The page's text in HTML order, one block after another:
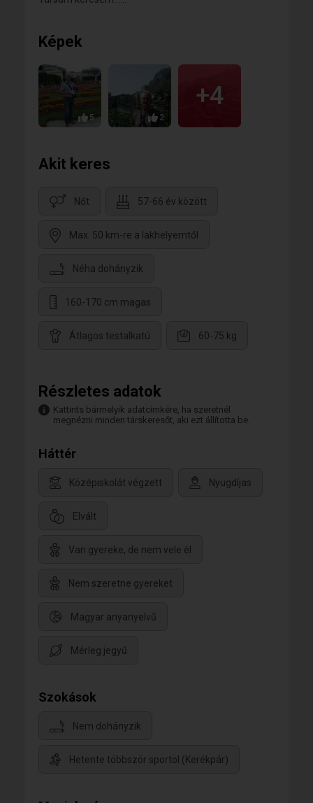
Képek
5 2
+4
Akit keres
Nőt 57-66 év között
Max. 50 km-re a lakhelyemtől
Néha dohányzik
160-170 cm magas
Átlagos testalkatú 60-75 kg
Részletes adatok
Kattints bármelyik adatcímkére, ha szeretnél
megnézni minden társkeresőt, aki ezt állította be.
Háttér
Középiskolát végzett Nyugdíjas
Elvált
Van gyereke, de nem vele él
Nem szeretne gyereket
Magyar anyanyelvű
Mérleg jegyű
Szokások
Nem dohányzik
Hetente többször sportol (Kerékpár)